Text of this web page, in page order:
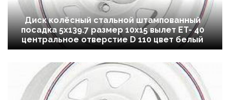
Диск колёсный стальной штампованный
посадка 5x139.7 размер 10х15 вылет ET- 40
центральное отверстие D 110 цвет белый